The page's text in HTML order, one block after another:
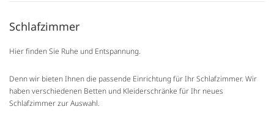
Schlafzimmer
Hier finden Sie Ruhe und Entspannung.
Denn wir bieten Ihnen die passende Einrichtung für Ihr Schlafzimmer. Wir
haben verschiedenen Betten und Kleiderschränke für Ihr neues
Schlafzimmer zur Auswahl.